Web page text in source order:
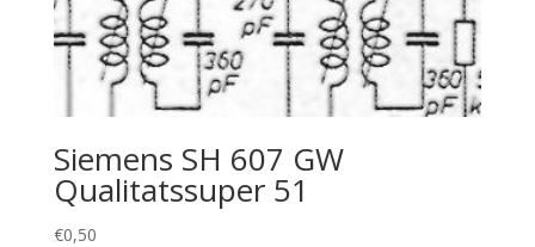
Siemens SH 607 GW
Qualitatssuper 51
€0,50